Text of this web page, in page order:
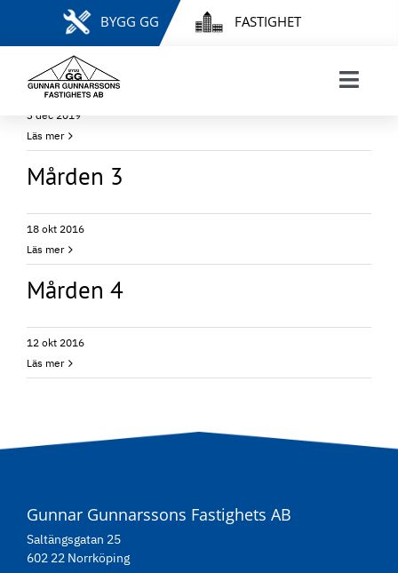
innehållet
BYGG GG FASTIGHET
START
VÅRA FASTIGHETER
HYRESGÄSTINFORMATION
FELANMÄLAN & HYRESÄRENDEN
MINA SIDOR
KONTAKT
Kamreren 5
3 dec 2019
Läs mer
Mården 3
18 okt 2016
Läs mer
Mården 4
12 okt 2016
Läs mer
Gunnar Gunnarssons Fastighets AB
Saltängsgatan 25
602 22 Norrköping